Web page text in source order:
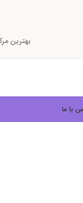
بهترین
با ما